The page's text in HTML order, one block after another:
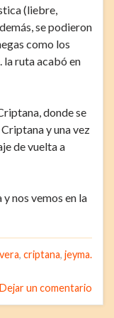
(liebre,
se podieron
como los
la ruta acabó en
donde se
y una vez
de vuelta a
nos vemos en la
, criptana, jeyma.
Dejar un comentario